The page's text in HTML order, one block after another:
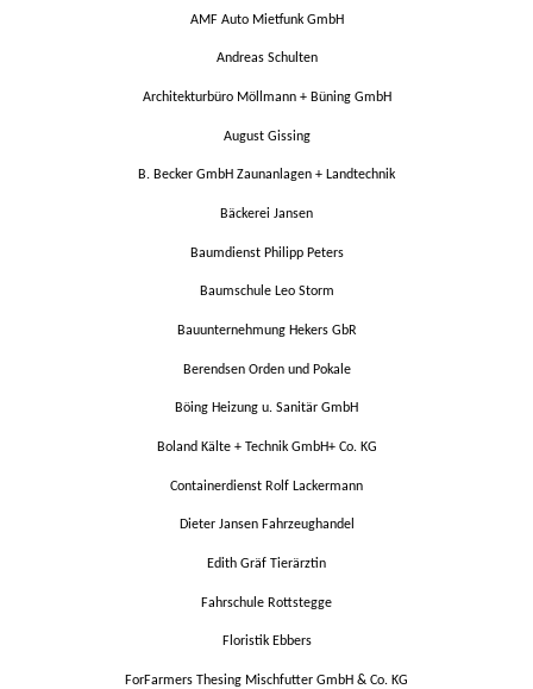
AMF Auto Mietfunk GmbH
Andreas Schulten
Architekturbüro Möllmann + Büning GmbH
August Gissing
B. Becker GmbH Zaunanlagen + Landtechnik
Bäckerei Jansen
Baumdienst Philipp Peters
Baumschule Leo Storm
Bauunternehmung Hekers GbR
Berendsen Orden und Pokale
Böing Heizung u. Sanitär GmbH
Boland Kälte + Technik GmbH+ Co. KG
Containerdienst Rolf Lackermann
Dieter Jansen Fahrzeughandel
Edith Gräf Tierärztin
Fahrschule Rottstegge
Floristik Ebbers
ForFarmers Thesing Mischfutter GmbH & Co. KG